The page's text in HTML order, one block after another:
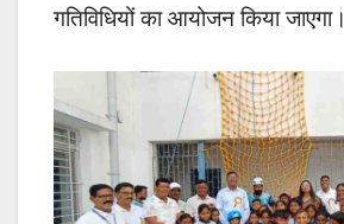
गतिविधियों का आयोजन किया जाएगा।